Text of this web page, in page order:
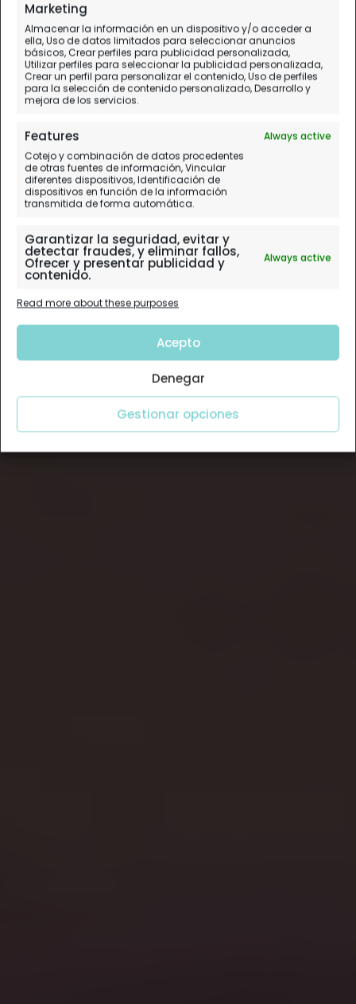
Marketing
Almacenar la información en un dispositivo y/o acceder a
ella, Uso de datos limitados para seleccionar anuncios
básicos, Crear perfiles para publicidad personalizada,
Utilizar perfiles para seleccionar la publicidad personalizada,
Crear un perfil para personalizar el contenido, Uso de perfiles
para la selección de contenido personalizado, Desarrollo y
mejora de los servicios.
Features
Always active
Cotejo y combinación de datos procedentes
de otras fuentes de información, Vincular
diferentes dispositivos, Identificación de
dispositivos en función de la información
transmitida de forma automática.
Garantizar la seguridad, evitar y
detectar fraudes, y eliminar fallos,
Ofrecer y presentar publicidad y
contenido.
Always active
Read more about these purposes
Acepto
Denegar
Gestionar opciones